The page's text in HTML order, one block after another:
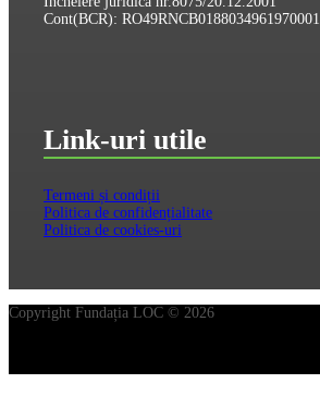
Cont(BCR): RO49RNCB0188034961970001
Link-uri utile
Termeni și condiții
Politica de confidențialitate
Politica de cookies-uri
Copyright Fundația LOC © 2026